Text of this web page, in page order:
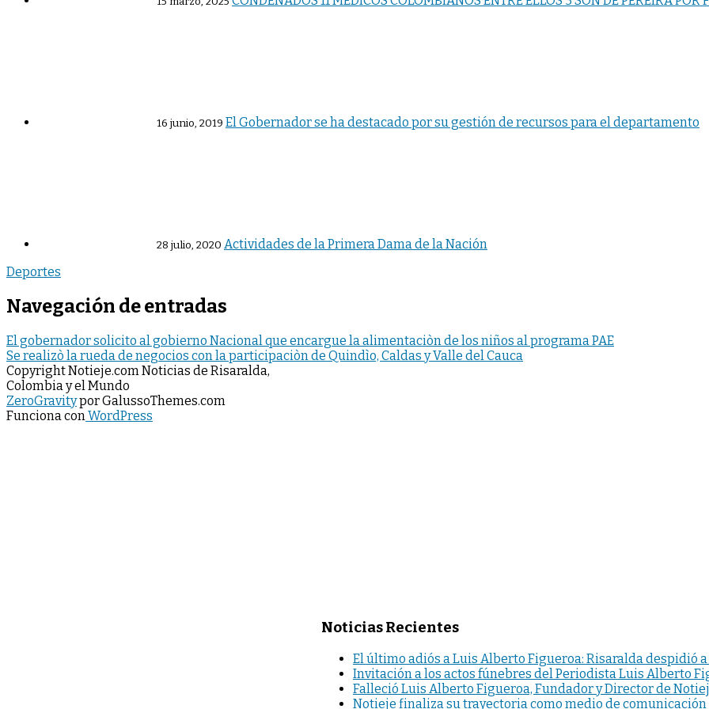
16 junio, 2019 El Gobernador se ha destacado por su gestión de recursos para el departamento
28 julio, 2020 Actividades de la Primera Dama de la Nación
Deportes
Navegación de entradas
El gobernador solicito al gobierno Nacional que encargue la alimentaciòn de los niños al programa PAE
Se realizò la rueda de negocios con la participaciòn de Quindìo, Caldas y Valle del Cauca
Noticias Recientes
El último adiós a Luis Alberto Figueroa: Risaralda despidió
Invitación a los actos fúnebres del Periodista Luis Alberto
Falleció Luis Alberto Figueroa, Fundador y Director de
Notieje finaliza su trayectoria como medio de
Copyright Notieje.com Noticias de Risaralda,
Colombia y el Mundo
ZeroGravitypor GalussoThemes.com
Funciona conWordPress